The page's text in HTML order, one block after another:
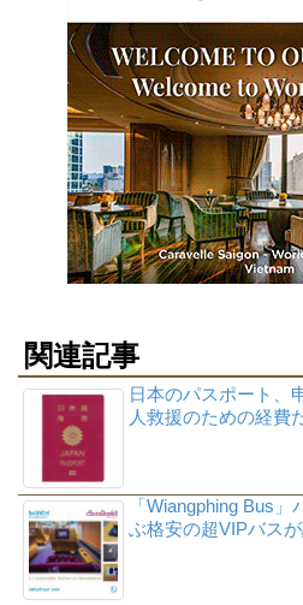
関連記事
日本のパスポート、
人救援のための経費
「Wiangphing Bus
ぶ格安の超VIPバス